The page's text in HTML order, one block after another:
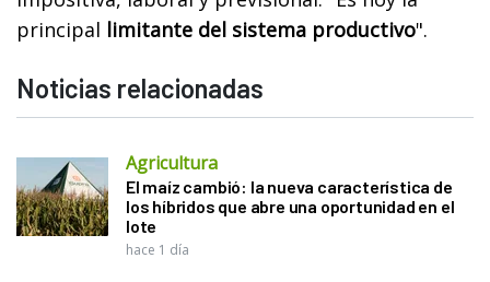
principal limitante del sistema productivo".
Noticias relacionadas
Agricultura
El maíz cambió: la nueva característica de
los híbridos que abre una oportunidad en el
lote
hace 1 día